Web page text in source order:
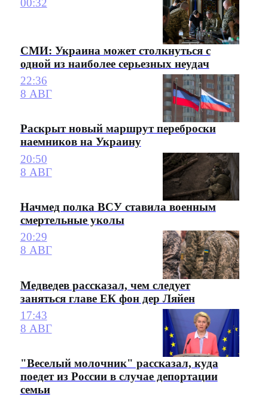
00:32
СМИ: Украина может столкнуться с
одной из наиболее серьезных неудач
22:36
8 АВГ
Раскрыт новый маршрут переброски
наемников на Украину
20:50
8 АВГ
Начмед полка ВСУ ставила военным
смертельные уколы
20:29
8 АВГ
Медведев рассказал, чем следует
заняться главе ЕК фон дер Ляйен
17:43
8 АВГ
"Веселый молочник" рассказал, куда
поедет из России в случае депортации
семьи